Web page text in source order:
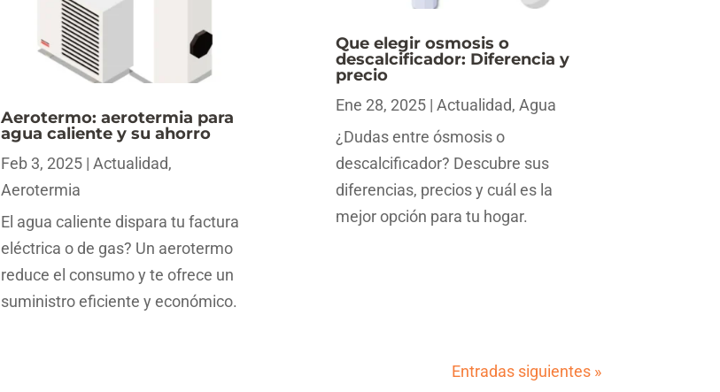
Aerotermo: aerotermia para
agua caliente y su ahorro
Feb 3, 2025| Actualidad,
Aerotermia
El agua caliente dispara tu factura
eléctrica o de gas? Un aerotermo
reduce el consumo y te ofrece un
suministro eficiente y económico.
Que elegir osmosis o
descalcificador: Diferencia y
precio
Ene 28, 2025| Actualidad, Agua
¿Dudas entre ósmosis o
descalcificador? Descubre sus
diferencias, precios y cuál es la
mejor opción para tu hogar.
Entradas siguientes »